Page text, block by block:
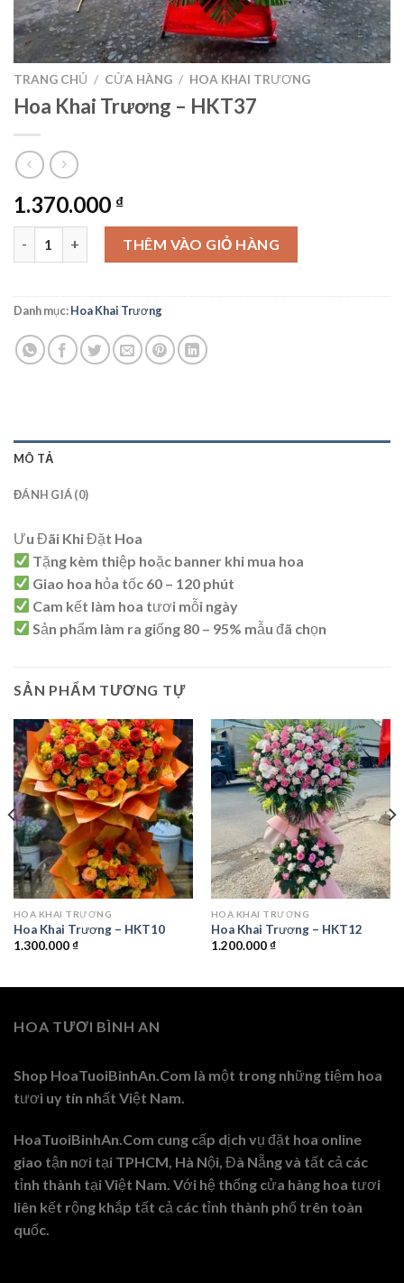
TRANG CHỦ / CỬA HÀNG / HOA KHAI TRƯƠNG
Hoa Khai Trương – HKT37
1.370.000 ₫
Hoa Khai Trương – HKT37 số lượng
THÊM VÀO GIỎ HÀNG
Danh mục:Hoa Khai Trương
MÔ TẢ
ĐÁNH GIÁ (0)
Ưu Đãi Khi Đặt Hoa
Tặng kèm thiệp hoặc banner khi mua hoa
Giao hoa hỏa tốc 60 – 120 phút
Cam kết làm hoa tươi mỗi ngày
Sản phẩm làm ra giống 80 – 95% mẫu đã chọn
SẢN PHẨM TƯƠNG TỰ
HOA KHAI TRƯƠNG
Hoa Khai Trương – HKT10
1.300.000₫
HOA KHAI TRƯƠNG
Hoa Khai Trương – HKT12
1.200.000₫
HOA TƯƠI BÌNH AN
Shop HoaTuoiBinhAn.Com là một trong những tiệm hoa
tươi uy tín nhất Việt Nam.
HoaTuoiBinhAn.Com cung cấp dịch vụ đặt hoa online
giao tận nơi tại TPHCM, Hà Nội, Đà Nẵng và tất cả các
tỉnh thành tại Việt Nam. Với hệ thống cửa hàng hoa tươi
liên kết rộng khắp tất cả các tỉnh thành phố trên toàn
quốc.